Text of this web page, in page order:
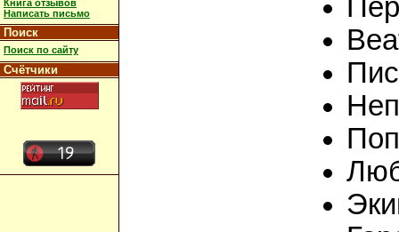
Книга отзывов
Написать письмо
Поиск
Поиск по сайту
Счётчики